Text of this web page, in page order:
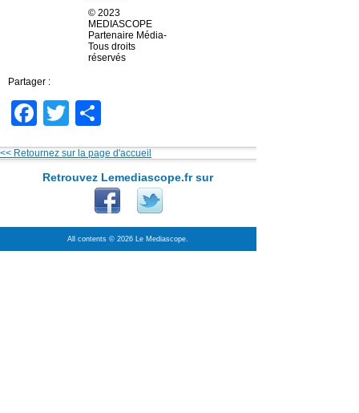
© 2023
MEDIASCOPE
Partenaire Média-
Tous droits
réservés
Partager :
Facebook
Twitter
<< Retournez sur la page d'accueil
Retrouvez Lemediascope.fr sur
All contents © 2026 Le Mediascope.